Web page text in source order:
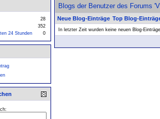
Blogs der Benutzer des Forums
Neue Blog-Einträge Top Blog-
In letzter Zeit wurden keine neuen Blog-
28
352
24 Stunden
0